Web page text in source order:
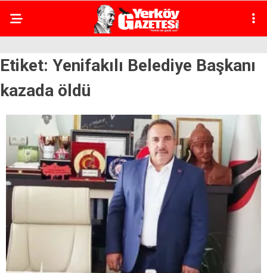
Etiket: Yenifakılı Belediye Başkanı
kazada öldü